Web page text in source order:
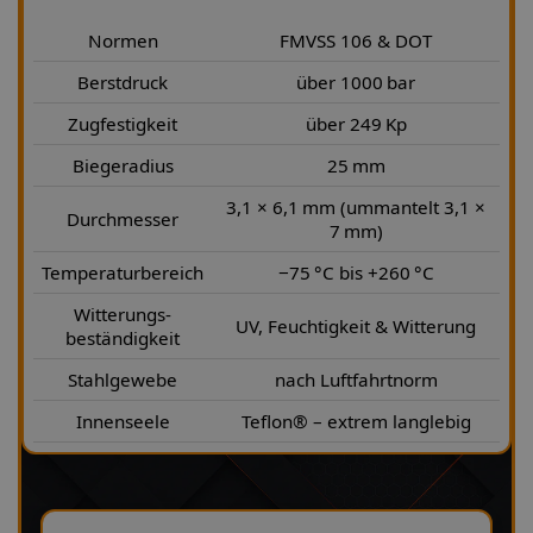
Normen
FMVSS 106 & DOT
Berstdruck
über 1000 bar
Zugfestigkeit
über 249 Kp
Biegeradius
25 mm
Durchmesser
3,1 × 6,1 mm (ummantelt 3,1 ×
7 mm)
Temperaturbereich
−75 °C bis +260 °C
Witterungs-
beständigkeit
UV, Feuchtigkeit & Witterung
Stahlgewebe
nach Luftfahrtnorm
Innenseele
Teflon® – extrem langlebig